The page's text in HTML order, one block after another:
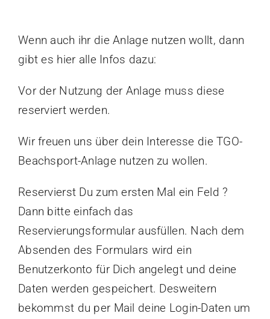
Wenn auch ihr die Anlage nutzen wollt, dann
gibt es hier alle Infos dazu:
Vor der Nutzung der Anlage muss diese
reserviert werden.
Wir freuen uns über dein Interesse die TGO-
Beachsport-Anlage nutzen zu wollen.
Reservierst Du zum ersten Mal ein Feld ?
Dann bitte einfach das
Reservierungsformular ausfüllen. Nach dem
Absenden des Formulars wird ein
Benutzerkonto für Dich angelegt und deine
Daten werden gespeichert. Desweitern
bekommst du per Mail deine Login-Daten um